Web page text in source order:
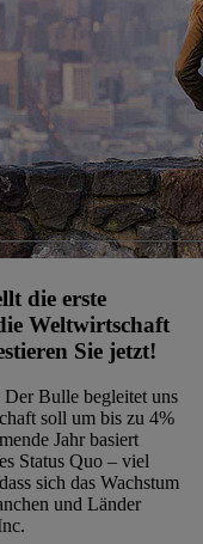
die erste
Weltwirtschaft
Sie jetzt!
Bulle begleitet uns
soll um bis zu 4%
Jahr basiert
Status Quo – viel
sich das Wachstum
und Länder